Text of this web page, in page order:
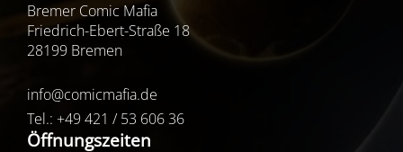
Bremer Comic Mafia
Friedrich-Ebert-Straße 18
28199 Bremen
info@comicmafia.de
Tel.: +49 421 / 53 606 36
Öffnungszeiten